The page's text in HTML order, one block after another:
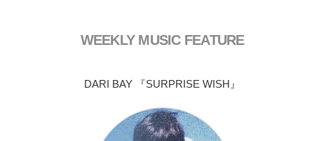
WEEKLY MUSIC FEATURE
DARI BAY 『SURPRISE WISH』